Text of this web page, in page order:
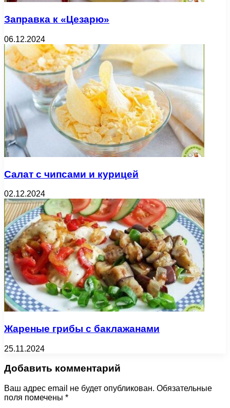
Заправка к «Цезарю»
06.12.2024
Салат с чипсами и курицей
02.12.2024
Жареные грибы с баклажанами
25.11.2024
Добавить комментарий
Ваш адрес email не будет опубликован. Обязательные
поля помечены *